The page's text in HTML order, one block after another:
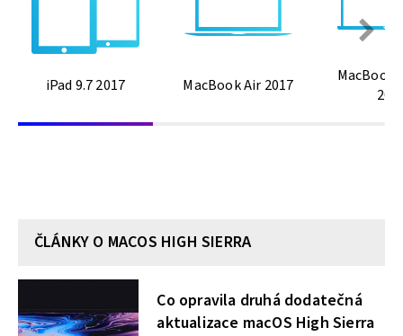
iPad 9.7 2017 MacBook Air 2017
MacBook
ČLÁNKY O MACOS HIGH SIERRA
Co opravila druhá dodatečná
aktualizace macOS High Sierra